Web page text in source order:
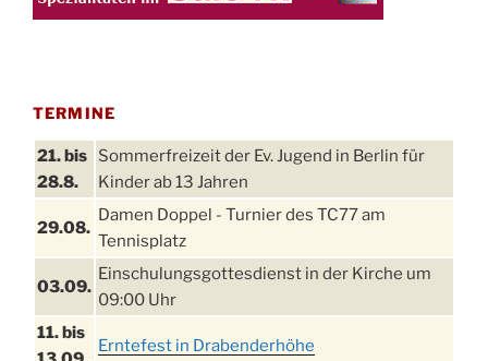
TERMINE
21. bis
28.8.
Sommerfreizeit der Ev. Jugend in Berlin für
Kinder ab 13 Jahren
29.08.
Damen Doppel - Turnier des TC77 am
Tennisplatz
03.09.
Einschulungsgottesdienst in der Kirche um
09:00 Uhr
11. bis
Erntefest in Drabenderhöhe